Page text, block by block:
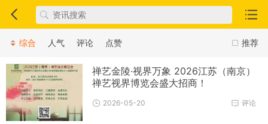
推荐
综合 人气 评论 点赞
禅艺金陵·视界万象 2026江苏（南京）
禅艺视界博览会盛大招商！
评论
2026-05-20